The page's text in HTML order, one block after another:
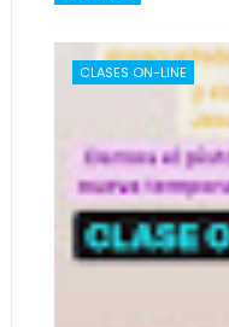
CLASES ON-LINE